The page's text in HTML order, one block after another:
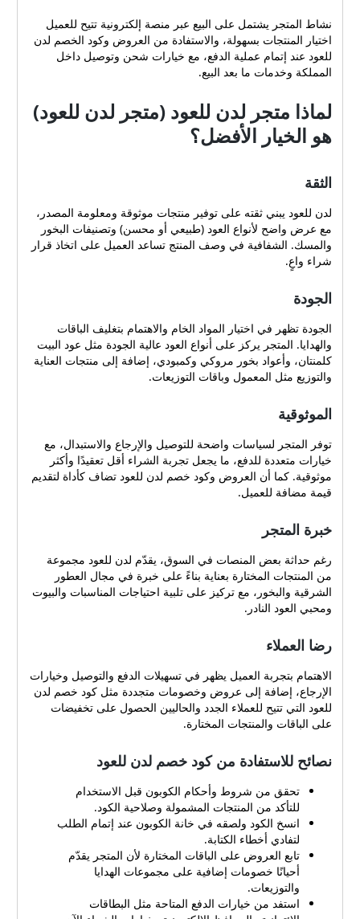
نشاط المتجر يشتمل على البيع عبر منصة إلكترونية تتيح للعميل
اختيار المنتجات بسهولة، والاستفادة من العروض وكود الخصم لدن
للعود عند إتمام عملية الدفع، مع خيارات شحن وتوصيل داخل
المملكة وخدمات ما بعد البيع.
لماذا متجر لدن للعود (متجر لدن للعود)
هو الخيار الأفضل؟
الثقة
لدن للعود يبني ثقته على توفير منتجات موثوقة ومعلومة المصدر،
مع عرض واضح لأنواع العود (طبيعي أو محسن) وتصنيفات البخور
والمسك. الشفافية في وصف المنتج تساعد العميل على اتخاذ قرار
شراء واعٍ.
الجودة
الجودة تظهر في اختيار المواد الخام والاهتمام بتغليف الباقات
والهدايا. المتجر يركز على أنواع العود عالية الجودة مثل عود البيت
كلمنتان، وأعواد بخور مروكي وكمبودي، إضافة إلى منتجات العناية
والتوزيع مثل المعمول وباقات التوزيعات.
الموثوقية
توفر المتجر لسياسات واضحة للتوصيل والإرجاع والاستبدال، مع
خيارات متعددة للدفع، ما يجعل تجربة الشراء أقل تعقيدًا وأكثر
موثوقية. كما أن العروض وكود خصم لدن للعود تضاف كأداة لتقديم
قيمة مضافة للعميل.
خبرة المتجر
رغم حداثة بعض المنصات في السوق، يقدّم لدن للعود مجموعة
من المنتجات المختارة بعناية بناءً على خبرة في مجال العطور
الشرقية والبخور، مع تركيز على تلبية احتياجات المناسبات والبيوت
ومحبي العود النادر.
رضا العملاء
الاهتمام بتجربة العميل يظهر في تسهيلات الدفع والتوصيل وخيارات
الإرجاع، إضافة إلى عروض وخصومات متجددة مثل كود خصم لدن
للعود التي تتيح للعملاء الجدد والحاليين الحصول على تخفيضات
على الباقات والمنتجات المختارة.
نصائح للاستفادة من كود خصم لدن للعود
تحقق من شروط وأحكام الكوبون قبل الاستخدام
للتأكد من المنتجات المشمولة وصلاحية الكود.
انسخ الكود ولصقه في خانة الكوبون عند إتمام الطلب
لتفادي أخطاء الكتابة.
تابع العروض على الباقات المختارة لأن المتجر يقدّم
أحيانًا خصومات إضافية على مجموعات الهدايا
والتوزيعات.
استفد من خيارات الدفع المتاحة مثل البطاقات